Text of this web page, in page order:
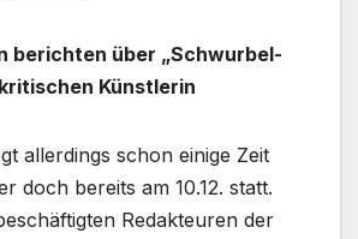
berichten über „Schwurbel-
Künstlerin
allerdings schon einige Zeit
doch bereits am 10.12. statt.
Redakteuren der